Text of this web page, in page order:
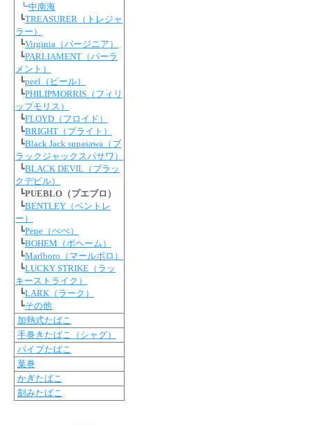
┗中南海
┗TREASURER（トレジャ
ラー）
┗Virginia（バージニア）
┗PARLIAMENT（パーラ
メント）
┗peel（ピール）
┗PHILIPMORRIS（フィリ
ップモリス）
┗FLOYD（フロイド）
┗BRIGHT（ブライト）
┗Black Jack supasawa（ブ
ラックジャックスパサワ）
┗BLACK DEVIL（ブラッ
クデビル）
┗PUEBLO（プエブロ）
┗BENTLEY（ベントレ
ー）
┗Pepe（ぺぺ）
┗BOHEM（ボヘーム）
┗Marlboro（マールボロ）
┗LUCKY STRIKE（ラッ
キーストライク）
┗LARK（ラーク）
┗その他
加熱式たばこ
手巻きたばこ（シャグ）
パイプたばこ
葉巻
かぎたばこ
刻みたばこ